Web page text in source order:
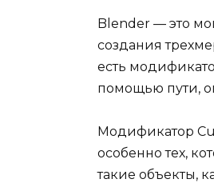
Blender — это
создания
есть
помощью пути,
Модификатор
особенно тех,
такие объекты,